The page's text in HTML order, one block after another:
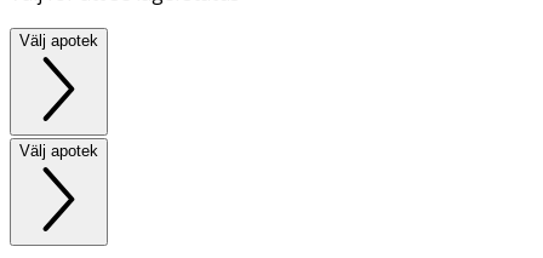
Välj apotek
Välj apotek